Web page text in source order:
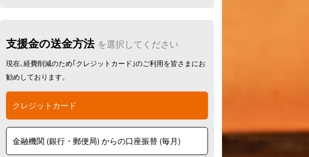
支援金の送金方法 を選択してください
現在､経費削減のため｢クレジットカード｣のご利用を皆さまにお
勧めしております。
クレジットカード
金融機関 (銀行・郵便局) からの口座振替 (毎月)